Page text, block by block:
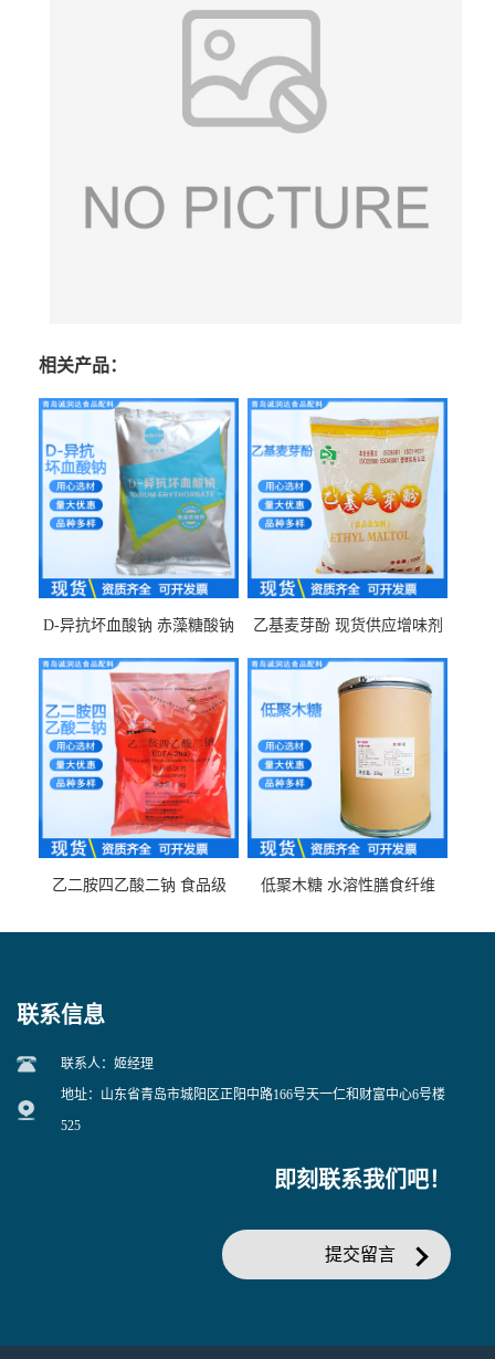
相关产品：
D-异抗坏血酸钠 赤藻糖酸钠
乙基麦芽酚 现货供应增味剂
乙二胺四乙酸二钠 食品级
低聚木糖 水溶性膳食纤维
联系信息
联系人：姬经理
地址：山东省青岛市城阳区正阳中路166号天一仁和财富中心6号楼
525
即刻联系我们吧！
提交留言